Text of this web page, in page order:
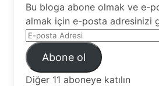
Bu bloga abone olmak ve e-
almak için e-posta adresinizi
E-
posta
AdresiAbone ol
Diğer 11 aboneye katılın